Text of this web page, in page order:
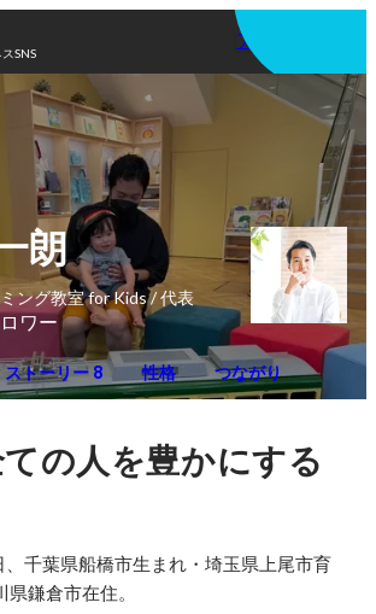
SNS
アプリを使う
朗
ング教室 for Kids / 代表
ワー
ストーリー 8 性格 つながり
の人を豊かにする
千葉県船橋市生まれ・埼玉県上尾市育
鎌倉市在住。